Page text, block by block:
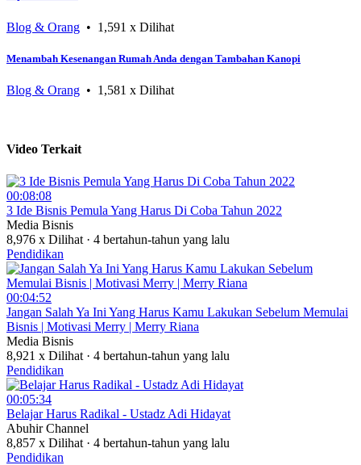
Blog & Orang • 1,591 x Dilihat
Menambah Kesenangan Rumah Anda dengan Tambahan Kanopi
Blog & Orang • 1,581 x Dilihat
Video Terkait
00:08:08
⁣3 Ide Bisnis Pemula Yang Harus Di Coba Tahun 2022
Media Bisnis
8,976 x Dilihat · 4 bertahun-tahun yang lalu
Pendidikan
00:04:52
⁣Jangan Salah Ya Ini Yang Harus Kamu Lakukan Sebelum Memulai
Bisnis | Motivasi Merry | Merry Riana
Media Bisnis
8,921 x Dilihat · 4 bertahun-tahun yang lalu
Pendidikan
00:05:34
⁣Belajar Harus Radikal - Ustadz Adi Hidayat
Abuhir Channel
8,857 x Dilihat · 4 bertahun-tahun yang lalu
Pendidikan